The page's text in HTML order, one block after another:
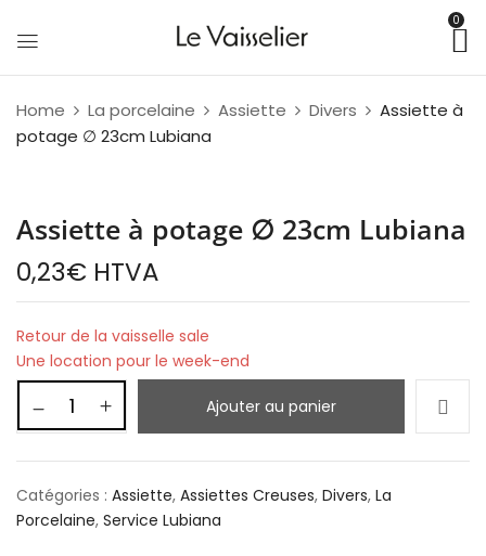
0
Home La porcelaine Assiette Divers
Assiette à
potage ∅ 23cm Lubiana
Assiette à potage ∅ 23cm Lubiana
0,23€ HTVA
Retour de la vaisselle sale
Une location pour le week-end
Ajouter au panier
Catégories : Assiette, Assiettes Creuses, Divers, La
Porcelaine, Service Lubiana